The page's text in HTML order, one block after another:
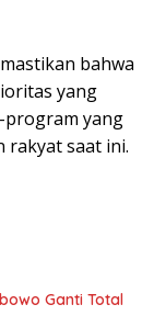
bahwa
yang
yang
rakyat saat ini.
Ganti Total